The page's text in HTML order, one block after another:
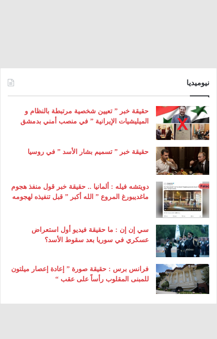
نيوميديا
حقيقة خبر ” تعيين شخصية مرتبطة بالنظام و
الميليشيات الإيرانية ” في منصب أمني بدمشق
حقيقة خبر ” تسميم بشار الأسد ” في روسيا
دويتشه فيله : ألمانيا .. حقيقة خبر قول منفذ هجوم
ماغديبورغ المروع ” الله أكبر ” قبل تنفيذه لهجومه
سي إن إن : ما حقيقة فيديو أول استعراض
عسكري في سوريا بعد سقوط الأسد؟
فرانس برس : حقيقة صورة ” إعادة إعصار ميلتون
للمبنى المقلوب رأساً على عقب “